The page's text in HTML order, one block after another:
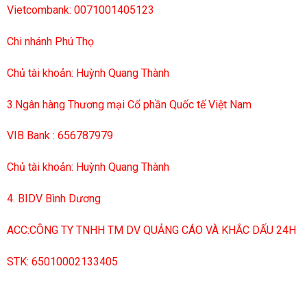
Vietcombank: 0071001405123
Chi nhánh Phú Thọ
Chủ tài khoản: Huỳnh Quang Thành
3.Ngân hàng Thương mại Cổ phần Quốc tế Việt Nam
VIB Bank : 656787979
Chủ tài khoản: Huỳnh Quang Thành
4. BIDV Bình Dương
ACC:CÔNG TY TNHH TM DV QUẢNG CÁO VÀ KHẮC DẤU 24H
STK: 65010002133405